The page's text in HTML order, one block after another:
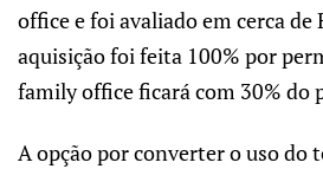
office e foi avaliado em cerca de
aquisição foi feita 100% por
family office ficará com 30% do
A opção por converter o uso do